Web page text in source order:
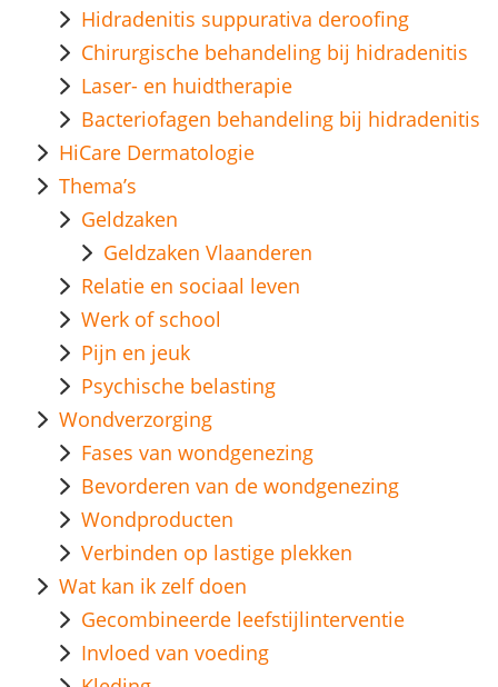
Hidradenitis suppurativa deroofing
Chirurgische behandeling bij hidradenitis
Laser- en huidtherapie
Bacteriofagen behandeling bij hidradenitis
HiCare Dermatologie
Thema’s
Geldzaken
Geldzaken Vlaanderen
Relatie en sociaal leven
Werk of school
Pijn en jeuk
Psychische belasting
Wondverzorging
Fases van wondgenezing
Bevorderen van de wondgenezing
Wondproducten
Verbinden op lastige plekken
Wat kan ik zelf doen
Gecombineerde leefstijlinterventie
Invloed van voeding